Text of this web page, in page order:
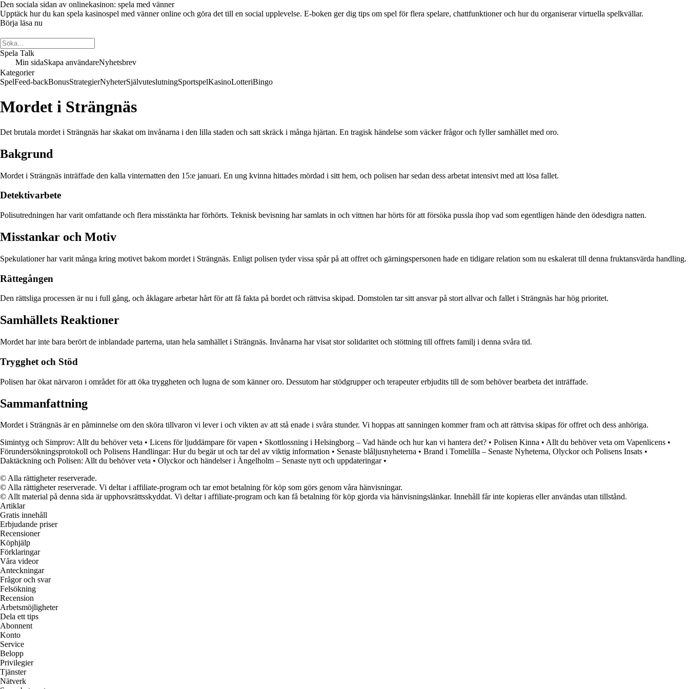
Den sociala sidan av onlinekasinon: spela med vänner
Upptäck hur du kan spela kasinospel med vänner online och göra det till en social upplevelse. E-boken ger dig tips om spel för flera spelare, chattfunktioner och hur du organiserar virtuella spelkvällar.
Börja läsa nu
Spela Talk
Min sidaSkapa användareNyhetsbrev
Kategorier
SpelFeed-backBonusStrategierNyheterSjälvuteslutningSportspelKasinoLotteriBingo
Mordet i Strängnäs
Det brutala mordet i Strängnäs har skakat om invånarna i den lilla staden och satt skräck i många hjärtan. En tragisk händelse som väcker frågor och fyller samhället med oro.
Bakgrund
Mordet i Strängnäs inträffade den kalla vinternatten den 15:e januari. En ung kvinna hittades mördad i sitt hem, och polisen har sedan dess arbetat intensivt med att lösa fallet.
Detektivarbete
Polisutredningen har varit omfattande och flera misstänkta har förhörts. Teknisk bevisning har samlats in och vittnen har hörts för att försöka pussla ihop vad som egentligen hände den ödesdigra natten.
Misstankar och Motiv
Spekulationer har varit många kring motivet bakom mordet i Strängnäs. Enligt polisen tyder vissa spår på att offret och gärningspersonen hade en tidigare relation som nu eskalerat till denna fruktansvärda handling.
Rättegången
Den rättsliga processen är nu i full gång, och åklagare arbetar hårt för att få fakta på bordet och rättvisa skipad. Domstolen tar sitt ansvar på stort allvar och fallet i Strängnäs har hög prioritet.
Samhällets Reaktioner
Mordet har inte bara berört de inblandade parterna, utan hela samhället i Strängnäs. Invånarna har visat stor solidaritet och stöttning till offrets familj i denna svåra tid.
Trygghet och Stöd
Polisen har ökat närvaron i området för att öka tryggheten och lugna de som känner oro. Dessutom har stödgrupper och terapeuter erbjudits till de som behöver bearbeta det inträffade.
Sammanfattning
Mordet i Strängnäs är en påminnelse om den sköra tillvaron vi lever i och vikten av att stå enade i svåra stunder. Vi hoppas att sanningen kommer fram och att rättvisa skipas för offret och dess anhöriga.
Simintyg och Simprov: Allt du behöver veta • Licens för ljuddämpare för vapen • Skottlossning i Helsingborg – Vad hände och hur kan vi hantera det? • Polisen Kinna • Allt du behöver veta om Vapenlicens •
Förundersökningsprotokoll och Polisens Handlingar: Hur du begär ut och tar del av viktig information • Senaste blåljusnyheterna • Brand i Tomelilla – Senaste Nyheterna, Olyckor och Polisens Insats •
Daktäckning och Polisen: Allt du behöver veta • Olyckor och händelser i Ängelholm – Senaste nytt och uppdateringar•
© Alla rättigheter reserverade.
© Alla rättigheter reserverade. Vi deltar i affiliate-program och tar emot betalning för köp som görs genom våra hänvisningar.
© Allt material på denna sida är upphovsrättsskyddat. Vi deltar i affiliate-program och kan få betalning för köp gjorda via hänvisningslänkar. Innehåll får inte kopieras eller användas utan tillstånd.
Artiklar
Gratis innehåll
Erbjudande priser
Recensioner
Köphjälp
Förklaringar
Våra videor
Anteckningar
Frågor och svar
Felsökning
Recension
Arbetsmöjligheter
Dela ett tips
Abonnent
Konto
Service
Belopp
Privilegier
Tjänster
Nätverk